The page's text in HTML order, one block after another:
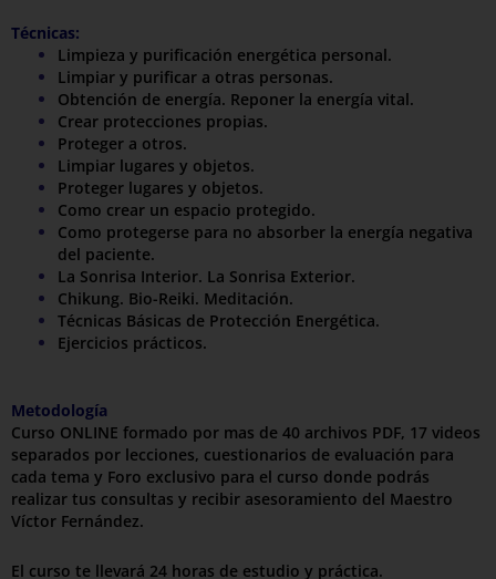
Técnicas:
Limpieza y purificación energética personal.
Limpiar y purificar a otras personas.
Obtención de energía. Reponer la energía vital.
Crear protecciones propias.
Proteger a otros.
Limpiar lugares y objetos.
Proteger lugares y objetos.
Como crear un espacio protegido.
Como protegerse para no absorber la energía negativa
del paciente.
La Sonrisa Interior. La Sonrisa Exterior.
Chikung. Bio-Reiki. Meditación.
Técnicas Básicas de Protección Energética.
Ejercicios prácticos.
Metodología
Curso ONLINE formado por mas de 40 archivos PDF, 17 videos
separados por lecciones, cuestionarios de evaluación para
cada tema y Foro exclusivo para el curso donde podrás
realizar tus consultas y recibir asesoramiento del Maestro
Víctor Fernández.
El curso te llevará 24 horas de estudio y práctica.